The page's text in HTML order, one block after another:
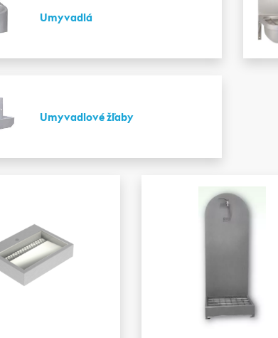
Umyvadlá
Umyvadlové žľaby